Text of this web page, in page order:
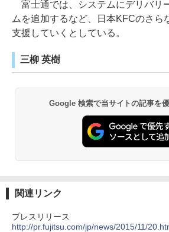
富士通では、システムにデリバリ
ムを追加するなど、日本KFCのさら
支援していくとしている。
三柳 英樹
Google 検索で当サイトの記事を
関連リンク
プレスリリース
http://pr.fujitsu.com/jp/news/2015/11/